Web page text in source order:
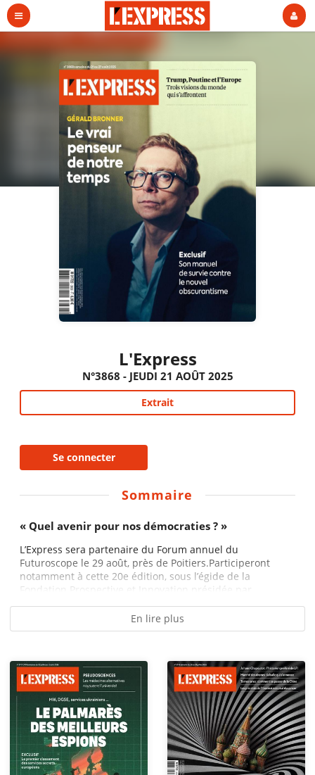
L'Express
N°3868 - JEUDI 21 AOÛT 2025
Extrait
Se connecter
Sommaire
« Quel avenir pour nos démocraties ? »
L’Express sera partenaire du Forum annuel du
Futuroscope le 29 août, près de Poitiers.Participeront
notamment à cette 20e édition, sous l’égide de la
Fondation Prospective et Innovation présidée par...
En lire plus